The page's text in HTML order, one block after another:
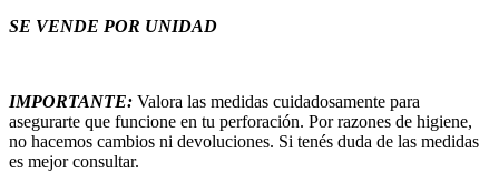
SE VENDE POR UNIDAD
IMPORTANTE: Valora las medidas cuidadosamente para
asegurarte que funcione en tu perforación. Por razones de higiene,
no hacemos cambios ni devoluciones. Si tenés duda de las medidas
es mejor consultar.